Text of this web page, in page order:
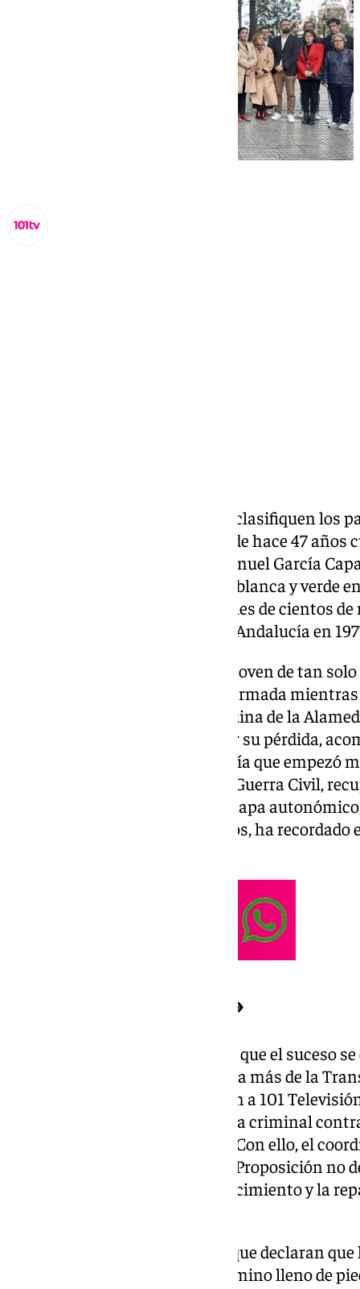
Sus hermanas piden que se desclasifiquen los
mismo que llevan pidiendo desde hace 47 años
diciembre, su hermano José Manuel García
por tratar de colgar un bandera blanca y verde
ocurrieron el mismo día que miles de cientos
para reclamar la autonomía de Andalucía en
Fue tal día como hoy cuando el joven de tan
espalda de un tiro de la policía armada
multitudinaria. Justo en la esquina de la
cada año se rinde homenaje por su pérdida,
“Me viene el recuerdo de aquel día que empezó
trataba de cerras las heridas la Guerra Civil,
se vio oportuno ir creando un mapa
juntos podíamos llegar más lejos, ha recordado
«Asesinato terrorista»
La familia del malagueño piden que el suceso
terrorista y no como una víctima más de la
Paqui, sus hermanas, explicaron a 101
que van a presentar una querella criminal
«ser cómplice de su asesinato». Con ello, el
Unida, Toni Valero, presentó la Proposición no
de los Diputados para el reconocimiento y la
Son sus propias hermanas las que declaran
medio siglo) atravesando un camino lleno de